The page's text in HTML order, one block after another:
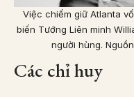
Việc chiếm giữ Atlanta
biến Tướng Liên minh
người hùng.
Các chỉ huy